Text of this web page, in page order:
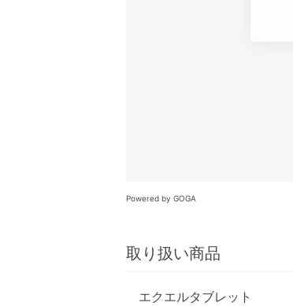
Powered by GOGA
取り扱い商品
エクエルタブレット